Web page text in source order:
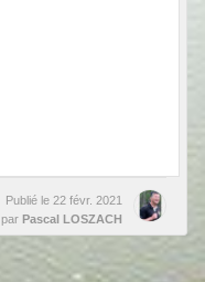
Publié le 22 févr. 2021
par Pascal LOSZACH